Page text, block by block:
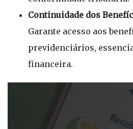
Continuidade dos
Garante acesso aos
previdenciários,
financeira.